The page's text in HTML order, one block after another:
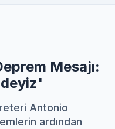
Mesajı:
Antonio
ardından